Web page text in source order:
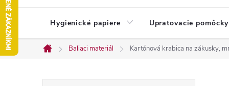
Hygienické papiere Upratovacie pomôcky
Domov
Baliaci materiál Kartónová krabica na zákusky,